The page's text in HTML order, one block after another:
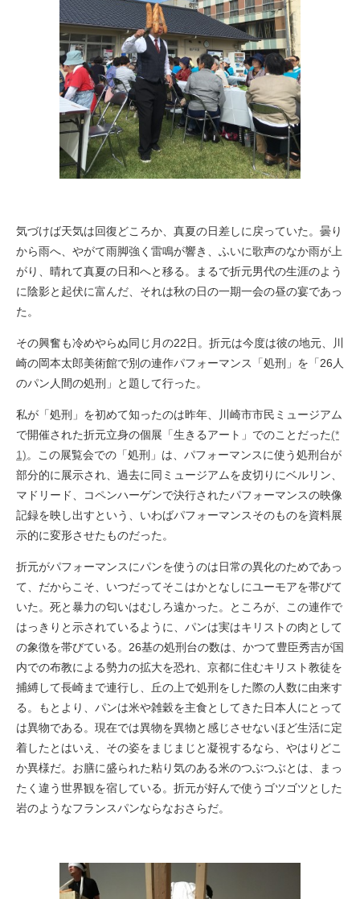
気づけば天気は回復どころか、真夏の日差しに戻っていた。曇り
から雨へ、やがて雨脚強く雷鳴が響き、ふいに歌声のなか雨が上
がり、晴れて真夏の日和へと移る。まるで折元男代の生涯のよう
に陰影と起伏に富んだ、それは秋の日の一期一会の昼の宴であっ
た。
その興奮も冷めやらぬ同じ月の22日。折元は今度は彼の地元、川
崎の岡本太郎美術館で別の連作パフォーマンス「処刑」を「26人
のパン人間の処刑」と題して行った。
私が「処刑」を初めて知ったのは昨年、川崎市市民ミュージアム
で開催された折元立身の個展「生きるアート」でのことだった(*
1)。この展覧会での「処刑」は、パフォーマンスに使う処刑台が
部分的に展示され、過去に同ミュージアムを皮切りにベルリン、
マドリード、コペンハーゲンで決行されたパフォーマンスの映像
記録を映し出すという、いわばパフォーマンスそのものを資料展
示的に変形させたものだった。
折元がパフォーマンスにパンを使うのは日常の異化のためであっ
て、だからこそ、いつだってそこはかとなしにユーモアを帯びて
いた。死と暴力の匂いはむしろ遠かった。ところが、この連作で
はっきりと示されているように、パンは実はキリストの肉として
の象徴を帯びている。26基の処刑台の数は、かつて豊臣秀吉が国
内での布教による勢力の拡大を恐れ、京都に住むキリスト教徒を
捕縛して長崎まで連行し、丘の上で処刑をした際の人数に由来す
る。もとより、パンは米や雑穀を主食としてきた日本人にとって
は異物である。現在では異物を異物と感じさせないほど生活に定
着したとはいえ、その姿をまじまじと凝視するなら、やはりどこ
か異様だ。お膳に盛られた粘り気のある米のつぶつぶとは、まっ
たく違う世界観を宿している。折元が好んで使うゴツゴツとした
岩のようなフランスパンならなおさらだ。